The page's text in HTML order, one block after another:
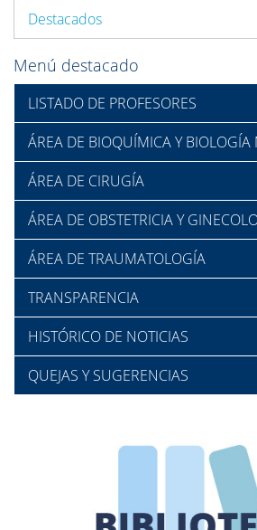
Destacados
Menú destacado
LISTADO DE PROFESORES
ÁREA DE BIOQUÍMICA Y BIOLOGÍA
ÁREA DE CIRUGÍA
ÁREA DE OBSTETRICIA Y
ÁREA DE TRAUMATOLOGÍA
TRANSPARENCIA
HISTÓRICO DE NOTICIAS
QUEJAS Y SUGERENCIAS